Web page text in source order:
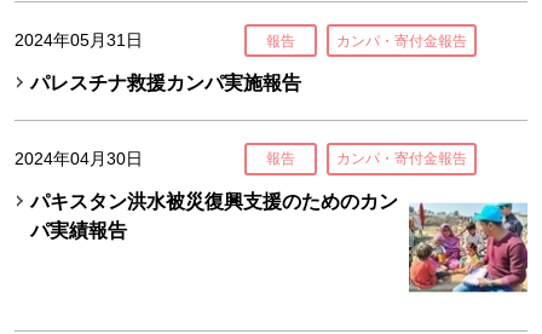
2024年05月31日 報告 カンパ・寄付金報告
パレスチナ救援カンパ実施報告
2024年04月30日 報告 カンパ・寄付金報告
パキスタン洪水被災復興支援のためのカン
パ実績報告